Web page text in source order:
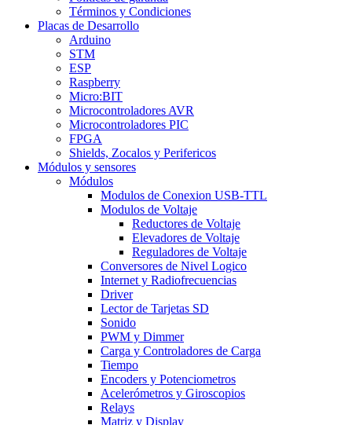
Términos y Condiciones
Placas de Desarrollo
Arduino
STM
ESP
Raspberry
Micro:BIT
Microcontroladores AVR
Microcontroladores PIC
FPGA
Shields, Zocalos y Perifericos
Módulos y sensores
Módulos
Modulos de Conexion USB-TTL
Modulos de Voltaje
Reductores de Voltaje
Elevadores de Voltaje
Reguladores de Voltaje
Conversores de Nivel Logico
Internet y Radiofrecuencias
Driver
Lector de Tarjetas SD
Sonido
PWM y Dimmer
Carga y Controladores de Carga
Tiempo
Encoders y Potenciometros
Acelerómetros y Giroscopios
Relays
Matriz y Display